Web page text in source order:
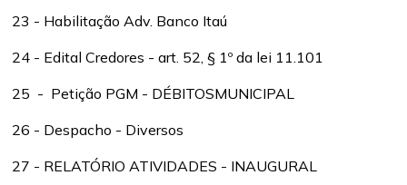
23 - Habilitação Adv. Banco Itaú
24 - Edital Credores - art. 52, § 1º da lei 11.101
25 - Petição PGM - DÉBITOSMUNICIPAL
26 - Despacho - Diversos
27 - RELATÓRIO ATIVIDADES - INAUGURAL